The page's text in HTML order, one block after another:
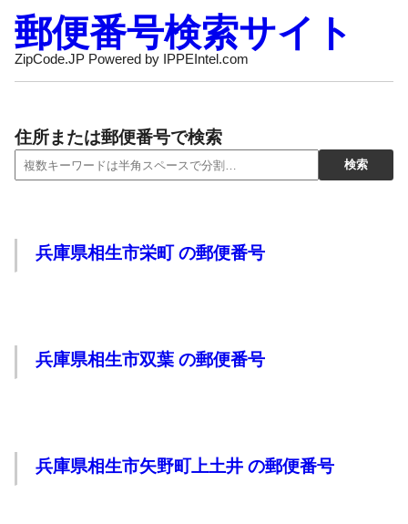
郵便番号検索サイト
ZipCode.JP Powered by IPPEIntel.com
住所または郵便番号で検索
兵庫県相生市栄町 の郵便番号
兵庫県相生市双葉 の郵便番号
兵庫県相生市矢野町上土井 の郵便番号